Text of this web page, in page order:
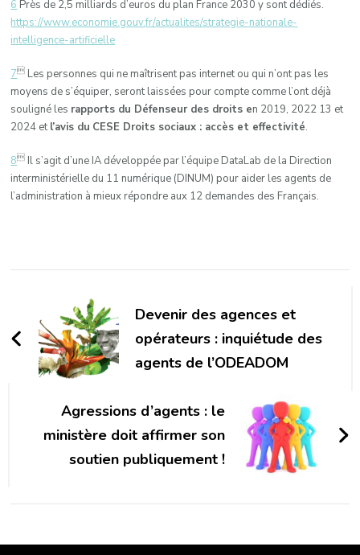
6 Près de 2,5 milliards d’euros du plan France 2030 y sont dédiés.
https://www.economie.gouv.fr/actualites/strategie-nationale-
intelligence-artificielle
7 Les personnes qui ne maîtrisent pas internet ou qui n’ont pas les
moyens de s’équiper, seront laissées pour compte comme l’ont déjà
souligné les rapports du Défenseur des droits en 2019, 2022 13 et
2024 et l’avis du CESE Droits sociaux : accès et effectivité.
8 Il s’agit d’une IA développée par l’équipe DataLab de la Direction
interministérielle du 11 numérique (DINUM) pour aider les agents de
l’administration à mieux répondre aux 12 demandes des Français.
d'article
Devenir des agences et
opérateurs : inquiétude des
agents de l’ODEADOM
Agressions d’agents : le
ministère doit affirmer son
soutien publiquement !